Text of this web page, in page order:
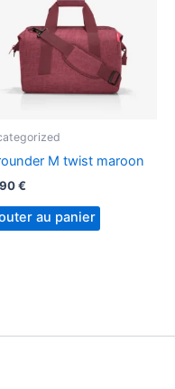
M twist maroon
€
au panier